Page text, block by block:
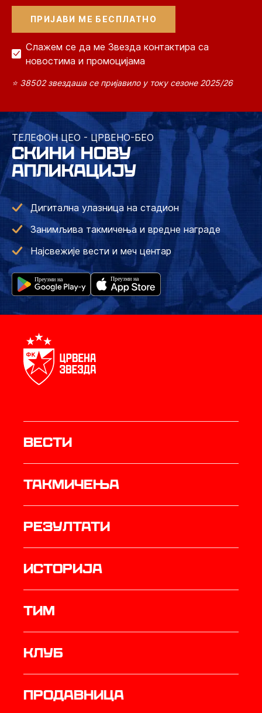
Слажем се да ме Звезда контактира са
новостима и промоцијама
⭐ 38502 звездаша се пријавило у току сезоне 2025/26
ТЕЛЕФОН ЦЕО - ЦРВЕНО-БЕО
СКИНИ НОВУ
АПЛИКАЦИЈУ
Дигитална улазница на стадион
Занимљива такмичења и вредне награде
Најсвежије вести и меч центар
Вести
Такмичења
резултати
историја
ТИМ
Клуб
продавница